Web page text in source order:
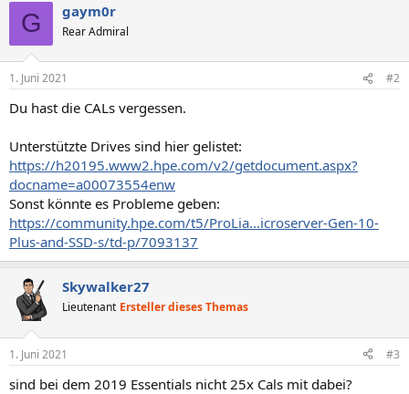
G gaym0r
Rear Admiral
1. Juni 2021 #2
Du hast die CALs vergessen.
Unterstützte Drives sind hier gelistet:
https://h20195.www2.hpe.com/v2/getdocument.aspx?
docname=a00073554enw
Sonst könnte es Probleme geben:
https://community.hpe.com/t5/ProLia...icroserver-Gen-10-
Plus-and-SSD-s/td-p/7093137
Skywalker27
Lieutenant Ersteller dieses Themas
1. Juni 2021 #3
sind bei dem 2019 Essentials nicht 25x Cals mit dabei?